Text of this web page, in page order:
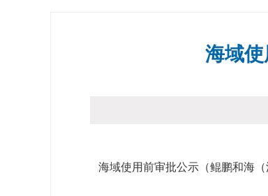
海域使
海域使用前审批公示（鲲鹏和海